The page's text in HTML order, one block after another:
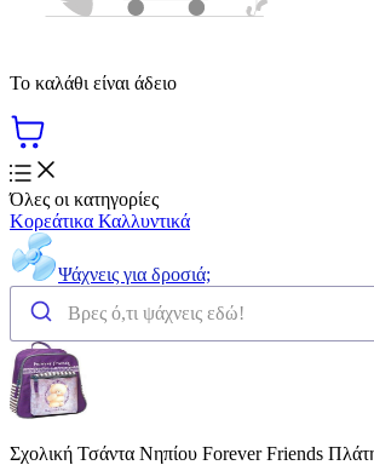
Το καλάθι είναι άδειο
Όλες οι κατηγορίες
Κορεάτικα Καλλυντικά
Ψάχνεις για δροσιά;
Σχολική Τσάντα Νηπίου Forever Friends